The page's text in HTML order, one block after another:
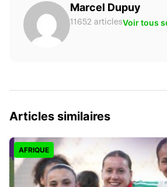
Marcel Dupuy
11652 articlesVoir tous
Articles similaires
AFRIQUE